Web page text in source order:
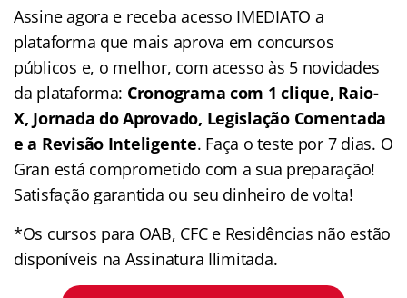
Assine agora e receba acesso IMEDIATO a
plataforma que mais aprova em concursos
públicos e, o melhor, com acesso às 5 novidades
da plataforma: Cronograma com 1 clique, Raio-
X, Jornada do Aprovado, Legislação Comentada
e a Revisão Inteligente. Faça o teste por 7 dias. O
Gran está comprometido com a sua preparação!
Satisfação garantida ou seu dinheiro de volta!
*Os cursos para OAB, CFC e Residências não estão
disponíveis na Assinatura Ilimitada.